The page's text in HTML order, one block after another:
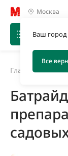
Москва
Ваш город
Все
Главная